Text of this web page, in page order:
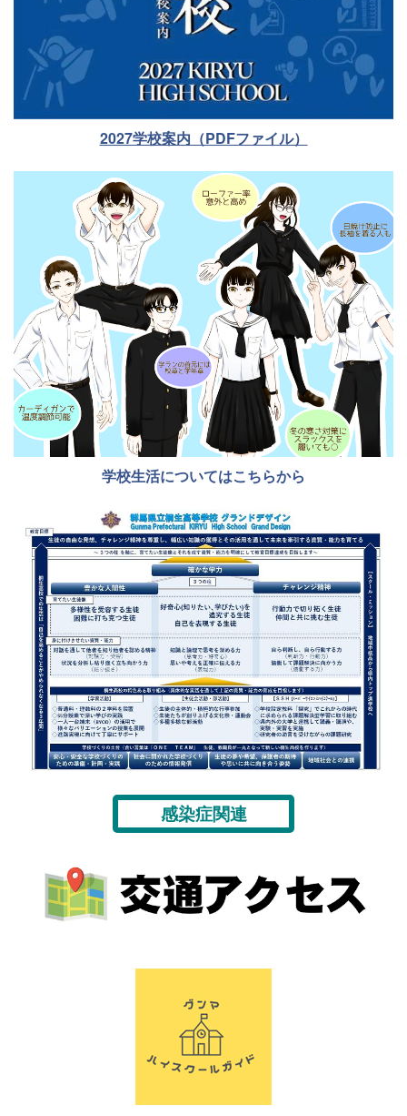
2027学校案内（PDFファイル）
学校生活についてはこちらから
感染症関連